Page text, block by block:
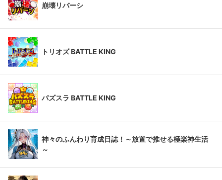
崩壊リバーシ
トリオズ BATTLE KING
パズスラ BATTLE KING
神々のふんわり育成日誌！～放置で推せる極楽神生活
～